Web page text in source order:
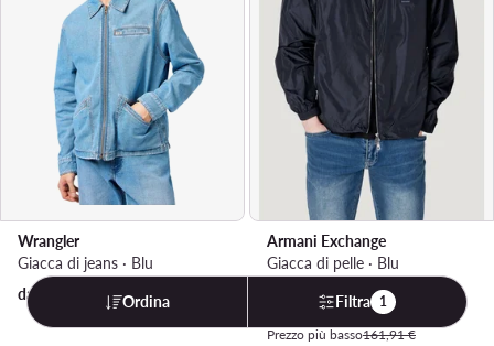
Wrangler
Giacca di jeans · Blu
da
Armani Exchange
Giacca di pelle · Blu
Prezzo attuale
€
Prezzo regolare
180,00 €
Prezzo più basso161,91 €
Ordina Filtra 1